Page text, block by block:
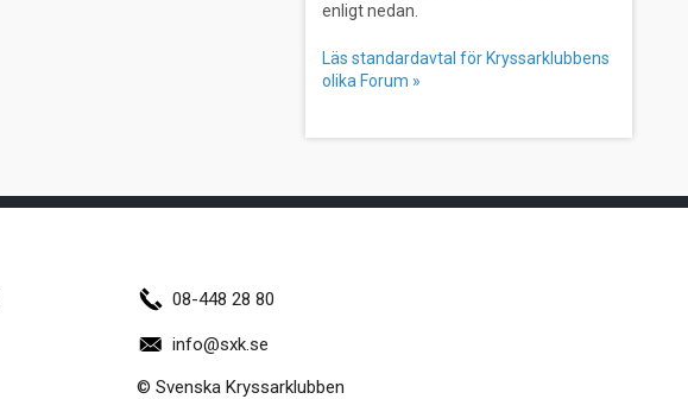
enligt nedan.
Läs standardavtal för Kryssarklubbens
olika Forum »
08-448 28 80
info@sxk.se
© Svenska Kryssarklubben